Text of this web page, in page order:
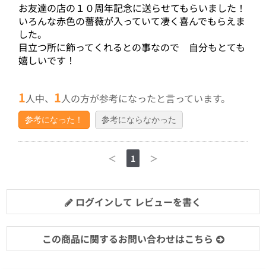
お友達の店の１０周年記念に送らせてもらいました！
いろんな赤色の薔薇が入っていて凄く喜んでもらえま
した。
目立つ所に飾ってくれるとの事なので 自分もとても
嬉しいです！
1人中、 1人の方が参考になったと言っています。
参考になった！ 参考にならなかった
＜ 1 ＞
ログインして レビューを書く
この商品に関するお問い合わせはこちら